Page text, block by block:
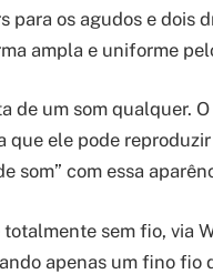
para os agudos e dois
ampla e uniforme
de um som qualquer.
que ele pode
som” com essa
totalmente sem fio, via
apenas um fino fio